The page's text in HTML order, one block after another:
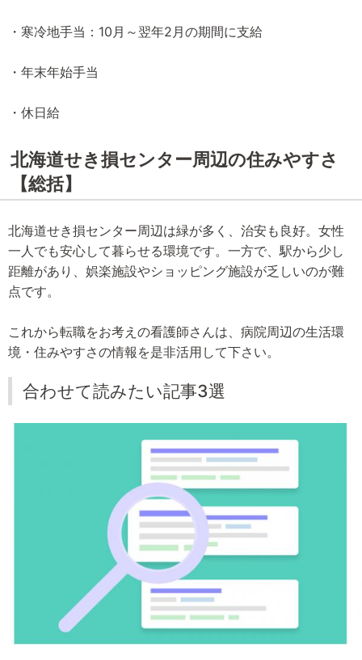
・寒冷地手当：10月～翌年2月の期間に支給
・年末年始手当
・休日給
北海道せき損センター周辺の住みやすさ
【総括】
北海道せき損センター周辺は緑が多く、治安も良好。女性
一人でも安心して暮らせる環境です。一方で、駅から少し
距離があり、娯楽施設やショッピング施設が乏しいのが難
点です。
これから転職をお考えの看護師さんは、病院周辺の生活環
境・住みやすさの情報を是非活用して下さい。
合わせて読みたい記事3選